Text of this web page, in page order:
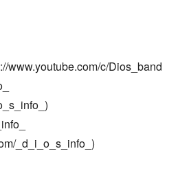
www.youtube.com/c/Dios_band
_d_i_o_s_info_)